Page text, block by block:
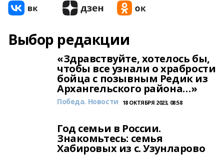
Выбор редакции
«Здравствуйте, хотелось бы,
чтобы все узнали о храбрости
бойца с позывным Редик из
Архангельского района…»
Победа. Новости 18 ОКТЯБРЯ 2023, 08:58
Год семьи в России.
Знакомьтесь: семья
Хабировых из с. Узунларово